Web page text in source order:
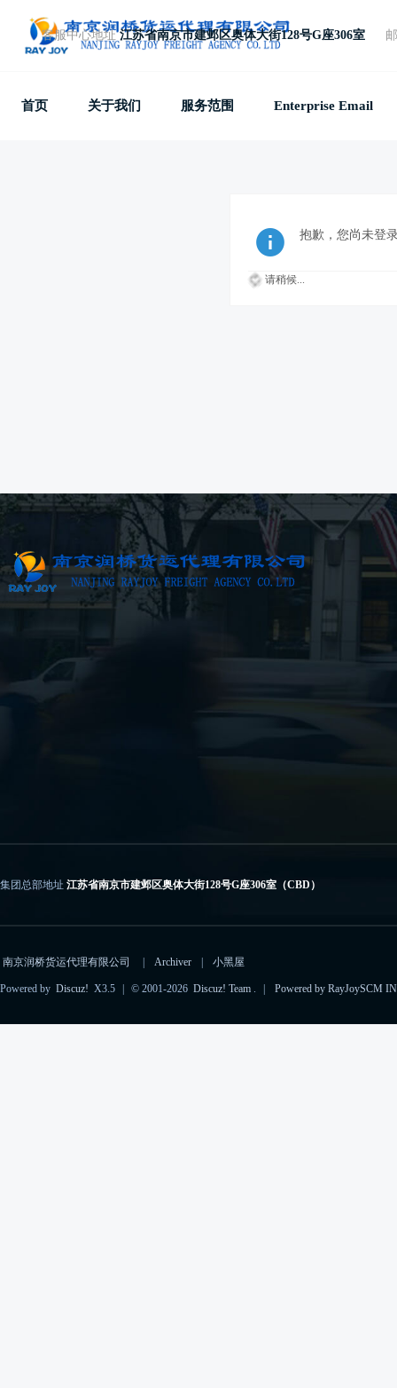
客服中心地址 江苏省南京市建邺区奥体大街128号G座306室
首页 关于我们 服务范围 Enterprise Email
抱歉，您尚未登
请稍候...
集团总部地址 江苏省南京市建邺区奥体大街128号G座306室（CBD）
电子邮箱 importcs@rayjoyscm.com（进口）、exportcs@rayjoyscm.com（出口）
南京润桥货运代理有限公司 Archiver 小黑屋
Powered by Discuz! X3.5 © 2001-2026 Discuz! Team . Powered by RayJoySCM